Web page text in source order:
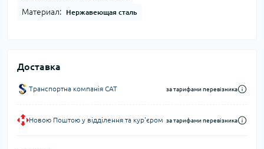
Материал: Нержавеющая сталь
Доставка
Транспортна компанія CAT за тарифами перевізника
Новою Поштою у відділення та кур'єром за тарифами перевізника